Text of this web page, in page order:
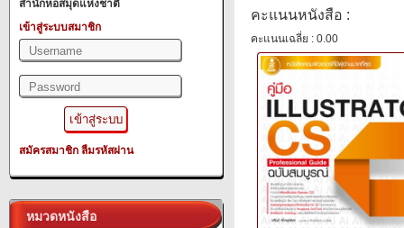
สำนักหอสมุดแห่งชาติ
เข้าสู่ระบบสมาชิก
สมัครสมาชิก ลืมรหัสผ่าน
หมวดหนังสือ
คะแนนหนังสือ :
คะแนนเฉลี่ย : 0.00